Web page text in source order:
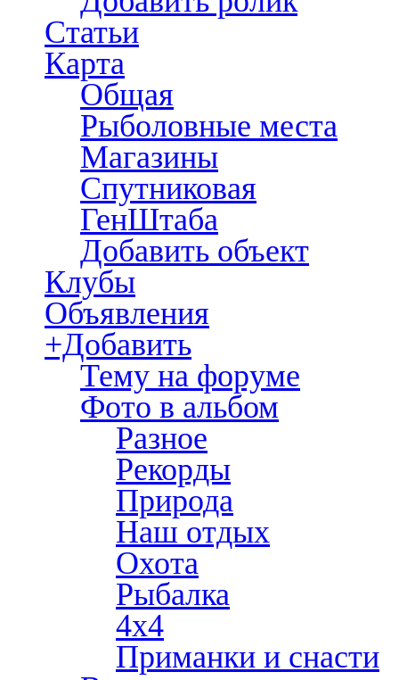
Статьи
Карта
Общая
Рыболовные места
Магазины
Спутниковая
ГенШтаба
Добавить объект
Клубы
Объявления
+Добавить
Тему на форуме
Фото в альбом
Разное
Рекорды
Природа
Наш отдых
Охота
Рыбалка
4х4
Приманки и снасти